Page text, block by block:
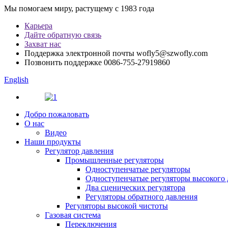
Мы помогаем миру, растущему с 1983 года
Карьера
Дайте обратную связь
Захват нас
Поддержка электронной почты wofly5@szwofly.com
Позвонить поддержке 0086-755-27919860
English
Добро пожаловать
О нас
Видео
Наши продукты
Регулятор давления
Промышленные регуляторы
Одноступенчатые регуляторы
Одноступенчатые регуляторы высокого
Два сценических регулятора
Регуляторы обратного давления
Регуляторы высокой чистоты
Газовая система
Переключения